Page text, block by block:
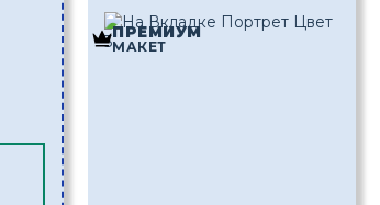
ПРЕМИУМ
МАКЕТ